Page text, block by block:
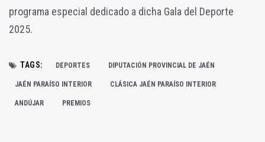
programa especial dedicado a dicha Gala del Deporte
2025.
TAGS: DEPORTES DIPUTACIÓN PROVINCIAL DE JAÉN
JAÉN PARAÍSO INTERIOR CLÁSICA JAÉN PARAÍSO INTERIOR
ANDÚJAR PREMIOS